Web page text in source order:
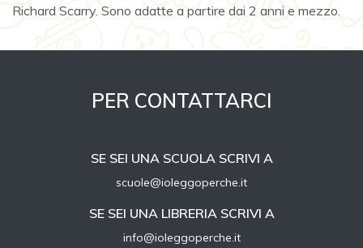
Richard Scarry. Sono adatte a partire dai 2 anni e mezzo.
PER CONTATTARCI
SE SEI UNA SCUOLA SCRIVI A
scuole@ioleggoperche.it
SE SEI UNA LIBRERIA SCRIVI A
info@ioleggoperche.it